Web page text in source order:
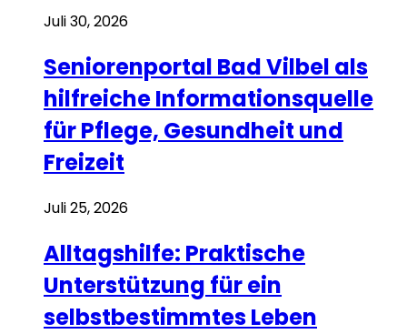
Juli 30, 2026
Seniorenportal Bad Vilbel als
hilfreiche Informationsquelle
für Pflege, Gesundheit und
Freizeit
Juli 25, 2026
Alltagshilfe: Praktische
Unterstützung für ein
selbstbestimmtes Leben